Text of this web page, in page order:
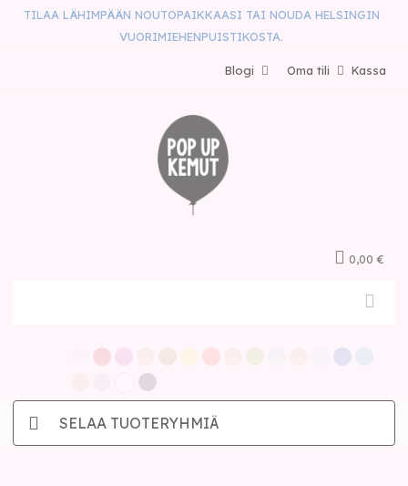
TILAA LÄHIMPÄÄN NOUTOPAIKKAASI TAI NOUDA HELSINGIN
VUORIMIEHENPUISTIKOSTA.
Kassa
Oma tili
Blogi
0,00 €
SELAA TUOTERYHMIÄ